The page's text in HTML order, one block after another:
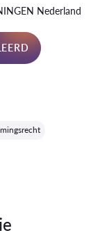
Nederland